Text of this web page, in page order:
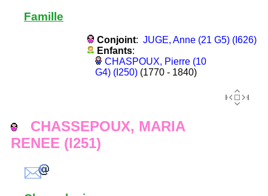
Famille
Conjoint: JUGE, Anne (21 G5) (I626)
Enfants:
CHASPOUX, Pierre (10
G4) (I250)(1770 - 1840)
CHASSEPOUX, MARIA
RENEE (I251)